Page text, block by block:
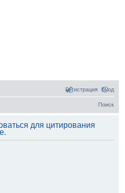
Вход
Регистрация
Поиск
для цитирования